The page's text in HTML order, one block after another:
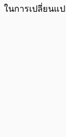
ในการเปลี่ยนแ